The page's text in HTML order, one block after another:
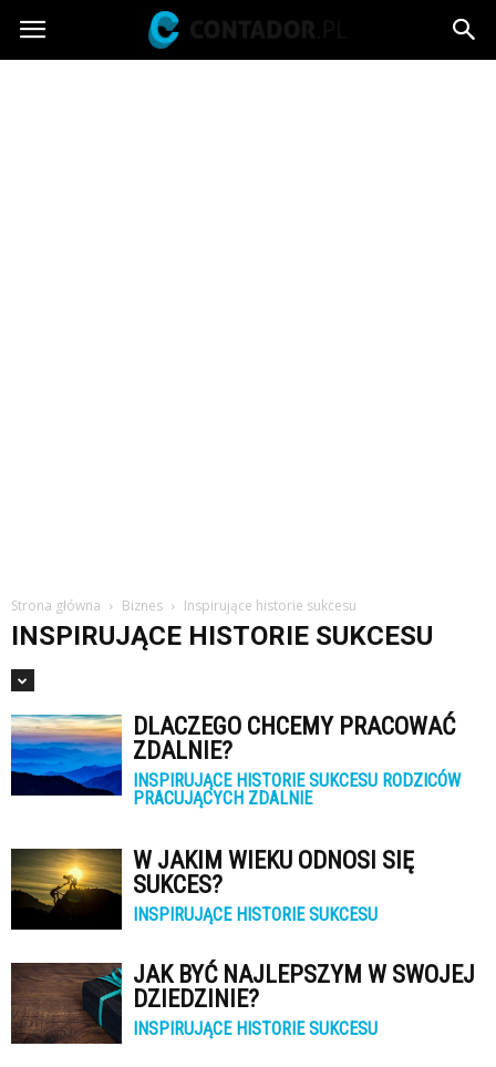
Contador.pl
Strona główna Biznes Inspirujące historie sukcesu
INSPIRUJĄCE HISTORIE SUKCESU
DLACZEGO CHCEMY PRACOWAĆ
ZDALNIE?
INSPIRUJĄCE HISTORIE SUKCESU RODZICÓW
PRACUJĄCYCH ZDALNIE
W JAKIM WIEKU ODNOSI SIĘ
SUKCES?
INSPIRUJĄCE HISTORIE SUKCESU
JAK BYĆ NAJLEPSZYM W SWOJEJ
DZIEDZINIE?
INSPIRUJĄCE HISTORIE SUKCESU